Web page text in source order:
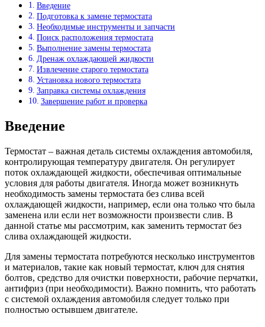
Введение
Подготовка к замене термостата
Необходимые инструменты и запчасти
Поиск расположения термостата
Выполнение замены термостата
Дренаж охлаждающей жидкости
Извлечение старого термостата
Установка нового термостата
Заправка системы охлаждения
Завершение работ и проверка
Введение
Термостат – важная деталь системы охлаждения автомобиля,
контролирующая температуру двигателя. Он регулирует
поток охлаждающей жидкости, обеспечивая оптимальные
условия для работы двигателя. Иногда может возникнуть
необходимость замены термостата без слива всей
охлаждающей жидкости, например, если она только что была
заменена или если нет возможности произвести слив. В
данной статье мы рассмотрим, как заменить термостат без
слива охлаждающей жидкости.
Для замены термостата потребуются несколько инструментов
и материалов, такие как новый термостат, ключ для снятия
болтов, средство для очистки поверхности, рабочие перчатки,
антифриз (при необходимости). Важно помнить, что работать
с системой охлаждения автомобиля следует только при
полностью остывшем двигателе.